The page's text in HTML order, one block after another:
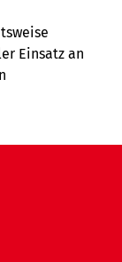
Einsatz an